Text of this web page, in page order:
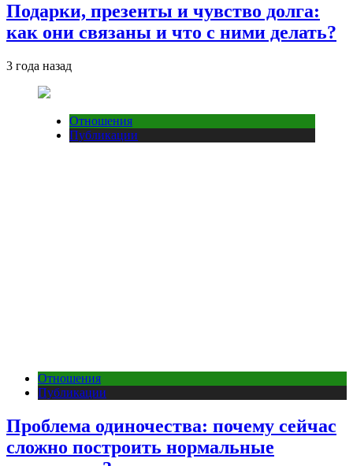
Подарки, презенты и чувство долга:
как они связаны и что с ними делать?
3 года назад
Отношения
Публикации
Отношения
Публикации
Проблема одиночества: почему сейчас
сложно построить нормальные